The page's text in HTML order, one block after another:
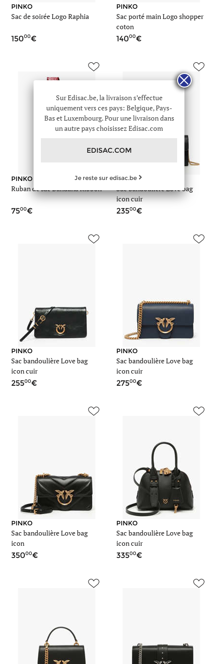
PINKO
Sac de soirée Logo Raphia
15000
PINKO
Sac porté main Logo shopper
coton
14000
PINKO
Ruban de sac Bandana Ribbon
7500
PINKO
Sac bandoulière Love bag
icon cuir
23500
PINKO
Sac bandoulière Love bag
icon cuir
25500
PINKO
Sac bandoulière Love bag
icon cuir
27500
PINKO
Sac bandoulière Love bag
icon
35000
PINKO
Sac bandoulière Love bag
icon cuir
33500
Sur Edisac.be, la livraison s’effectue
uniquement vers ces pays: Belgique, Pays-
Bas et Luxembourg. Pour une livraison dans
un autre pays choisissez Edisac.com
EDISAC.COM
Je reste sur edisac.be